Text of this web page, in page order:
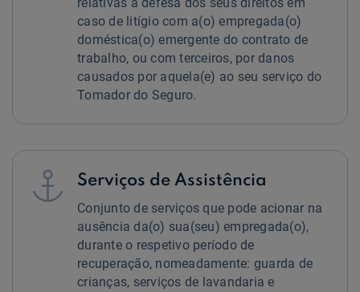
caso de litígio com a(o) empregada(o)
doméstica(o) emergente do contrato de
trabalho, ou com terceiros, por danos
causados por aquela(e) ao seu serviço do
Tomador do Seguro.
 Serviços de Assistência
Conjunto de serviços que pode acionar na
ausência da(o) sua(seu) empregada(o),
durante o respetivo período de
recuperação, nomeadamente: guarda de
crianças, serviços de lavandaria e